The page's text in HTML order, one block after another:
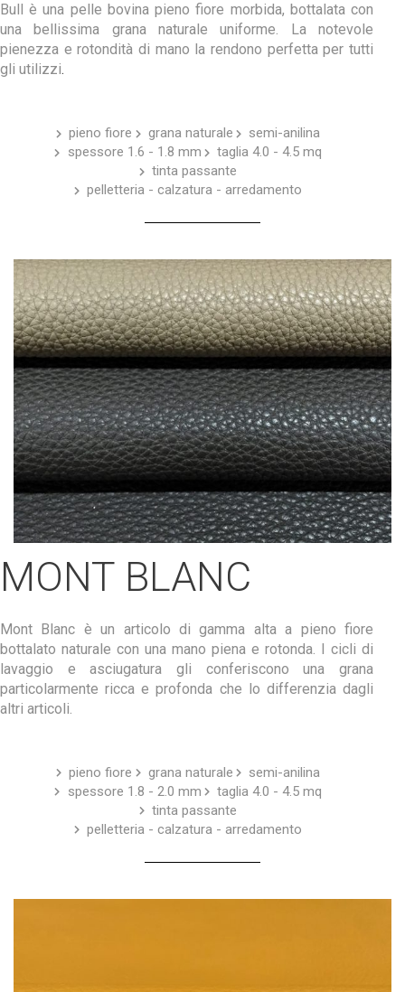
Bull è una pelle bovina pieno fiore morbida, bottalata con
una bellissima grana naturale uniforme. La notevole
pienezza e rotondità di mano la rendono perfetta per tutti
gli utilizzi.
pieno fiore grana naturale
semi-anilina
spessore 1.6 - 1.8 mm
taglia 4.0 - 4.5 mq
tinta passante
pelletteria - calzatura - arredamento
MONT BLANC
Mont Blanc è un articolo di gamma alta a pieno fiore
bottalato naturale con una mano piena e rotonda. I cicli di
lavaggio e asciugatura gli conferiscono una grana
particolarmente ricca e profonda che lo differenzia dagli
altri articoli.
pieno fiore grana naturale
semi-anilina
spessore 1.8 - 2.0 mm
taglia 4.0 - 4.5 mq
tinta passante
pelletteria - calzatura - arredamento